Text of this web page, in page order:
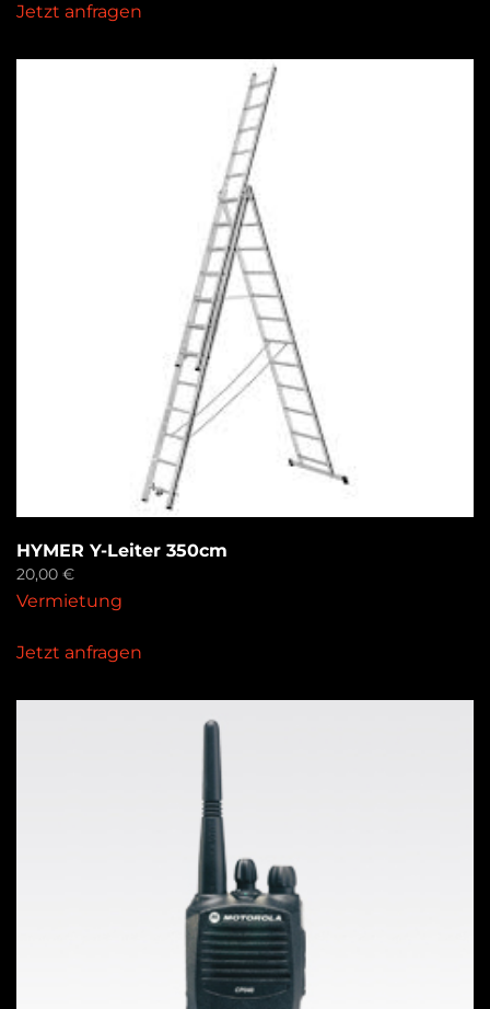
Jetzt anfragen
HYMER Y-Leiter 350cm
20,00 €
Vermietung
Jetzt anfragen